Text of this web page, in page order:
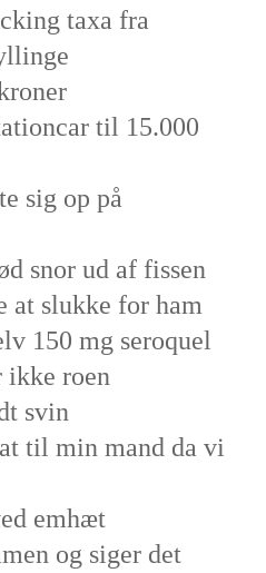
taxa fra
til 15.000
sig op på
snor ud af fissen
at slukke for ham
150 mg seroquel
ikke roen
svin
til min mand da vi
emhæt
og siger det